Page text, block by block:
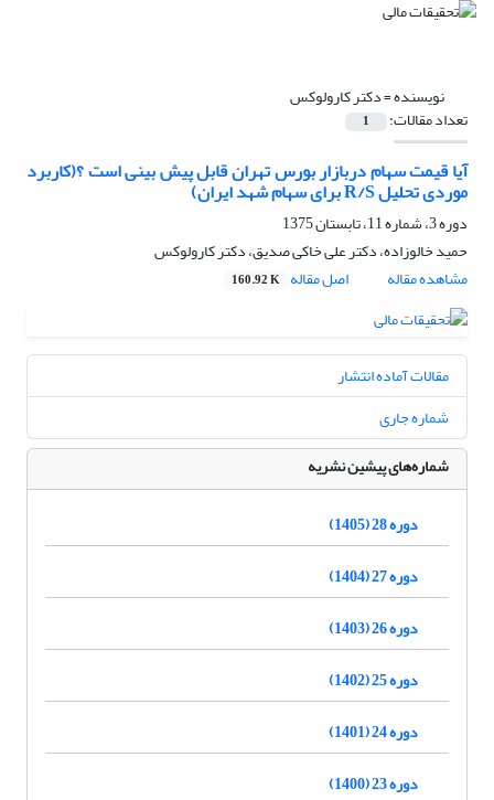
نویسنده =دکتر کارولوکس
تعداد مقالات: 1
آیا قیمت سهام دربازار بورس تهران قابل پیش بینی است ؟(کاربرد
موردی تحلیل R/S برای سهام شهد ایران)
دوره 3، شماره 11، تابستان 1375
حمید خالوزاده، دکتر علی خاکی صدیق، دکتر کارولوکس
مشاهده مقاله
اصل مقاله 160.92 K
مقالات آماده انتشار
شماره جاری
شماره‌های پیشین نشریه
دوره 28 (1405)
دوره 27 (1404)
دوره 26 (1403)
دوره 25 (1402)
دوره 24 (1401)
دوره 23 (1400)